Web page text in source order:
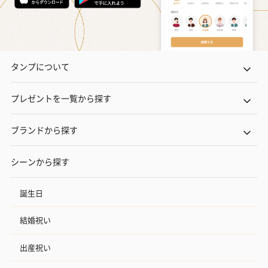
タンプについて
プレゼントを一覧から探す
ブランドから探す
シーンから探す
誕生日
結婚祝い
出産祝い